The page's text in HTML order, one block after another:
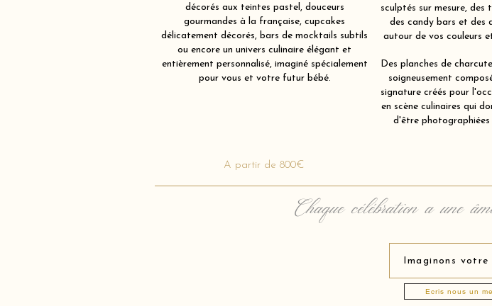
décorés aux teintes pastel, douceurs
gourmandes à la française, cupcakes
délicatement décorés, bars de mocktails subtils
ou encore un univers culinaire élégant et
entièrement personnalisé, imaginé spécialement
pour vous et votre futur bébé.
sculptés sur mesure, des
des candy bars et des
autour de vos couleurs
Des planches de
soigneusement
signature créés pour
en scène culinaires qui
d'être photographiées
A partir de 800€
Chaque célébration a une
Imaginons votre
Ecris nous un